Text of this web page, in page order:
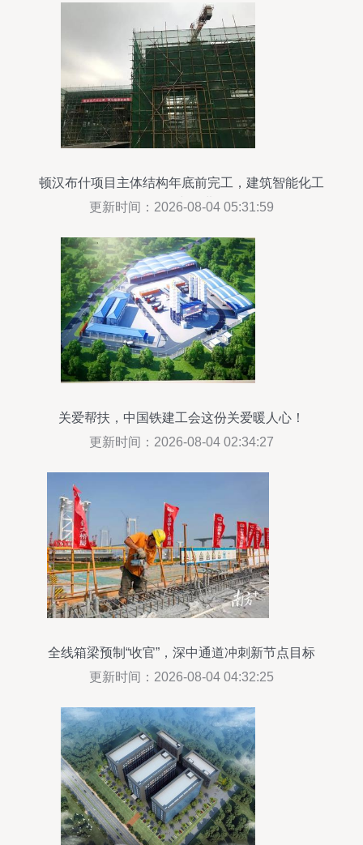
顿汉布什项目主体结构年底前完工，建筑智能化工
程同步推进
更新时间：2026-08-04 05:31:59
关爱帮扶，中国铁建工会这份关爱暖人心！
更新时间：2026-08-04 02:34:27
全线箱梁预制“收官”，深中通道冲刺新节点目标
更新时间：2026-08-04 04:32:25